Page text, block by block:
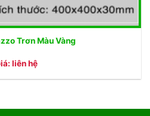
Trơn Màu Vàng
liên hệ